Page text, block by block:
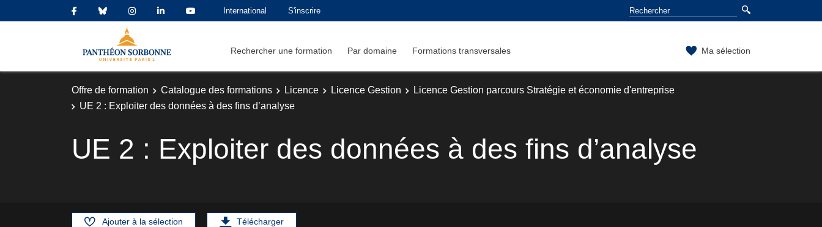
International S'inscrire
Rechercher une formation Par domaine Formations transversales Ma sélection
Offre de formation Catalogue des formations Licence Licence Gestion
Licence Gestion parcours Stratégie et économie d'entreprise
UE 2 : Exploiter des données à des fins d’analyse
UE 2 : Exploiter des données à des fins d’analyse
Ajouter à la sélection Télécharger